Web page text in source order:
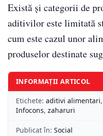
Există și categorii de
aditivilor este limitată
cum este cazul unor
produselor destinate
INFORMAȚII ARTICOL
Etichete: aditivi alimentari,
Infocons, zaharuri
Publicat în: Social